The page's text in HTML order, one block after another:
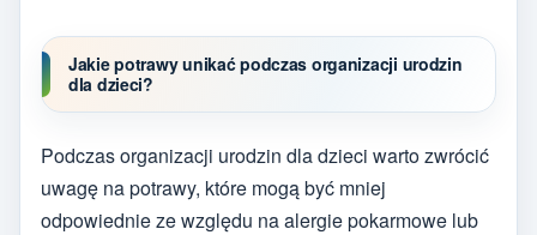
Jakie potrawy unikać podczas organizacji urodzin
dla dzieci?
Podczas organizacji urodzin dla dzieci warto zwrócić
uwagę na potrawy, które mogą być mniej
odpowiednie ze względu na alergie pokarmowe lub